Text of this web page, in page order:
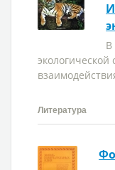
В
экологической
Литература